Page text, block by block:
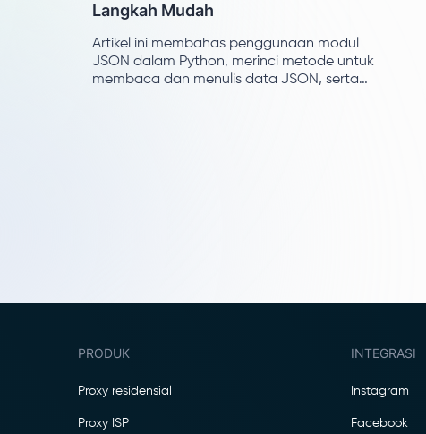
Langkah Mudah
Artikel ini membahas penggunaan modul
JSON dalam Python, merinci metode untuk
membaca dan menulis data JSON, serta
PRODUK
Proxy residensial
Proxy ISP
INTEGRASI
Instagram
Facebook